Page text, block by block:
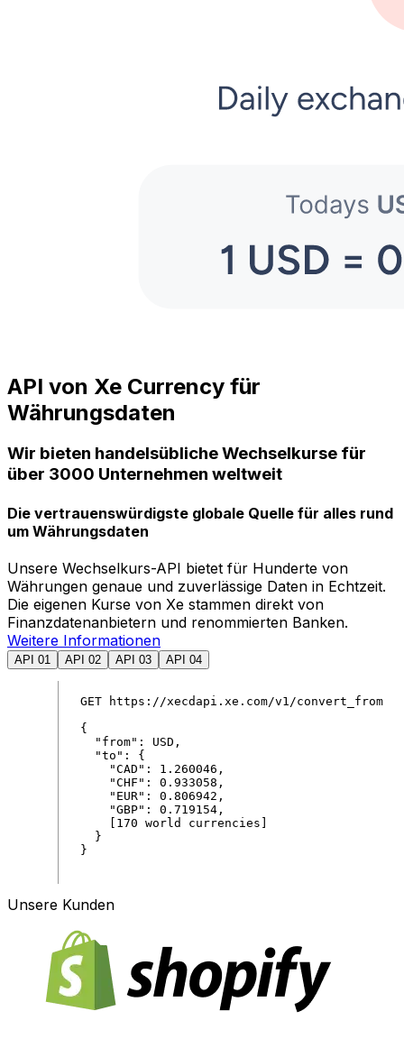
API von Xe Currency für
Währungsdaten
Wir bieten handelsübliche Wechselkurse für
über 3000 Unternehmen weltweit
Die vertrauenswürdigste globale Quelle für alles rund
um Währungsdaten
Unsere Wechselkurs-API bietet für Hunderte von
Währungen genaue und zuverlässige Daten in Echtzeit.
Die eigenen Kurse von Xe stammen direkt von
Finanzdatenanbietern und renommierten Banken.
Weitere Informationen
API 01 API 02 API 03 API 04
GET https : //xecdapi.xe.com/v1/convert_from
{
" from" : USD ,
"to " :
{
"CAD " : 1 . 260046 ,
"CHF " : 0 . 933058 ,
" EUR" : 0 . 806942 ,
"GBP" : 0 . 719154 ,
170 world currencies
}
}
Unsere Kunden